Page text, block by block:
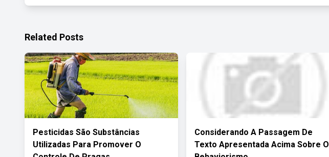
Related Posts
Pesticidas São Substâncias
Utilizadas Para Promover O
Considerando A Passagem De
Texto Apresentada Acima Sobre O